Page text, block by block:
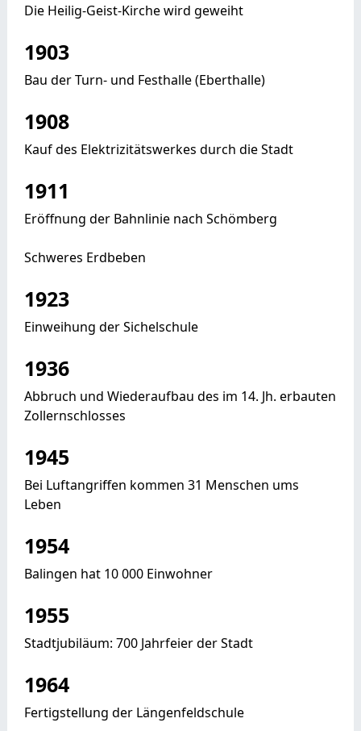
Die Heilig-Geist-Kirche wird geweiht
1903
Bau der Turn- und Festhalle (Eberthalle)
1908
Kauf des Elektrizitätswerkes durch die Stadt
1911
Eröffnung der Bahnlinie nach Schömberg
Schweres Erdbeben
1923
Einweihung der Sichelschule
1936
Abbruch und Wiederaufbau des im 14. Jh. erbauten
Zollernschlosses
1945
Bei Luftangriffen kommen 31 Menschen ums
Leben
1954
Balingen hat 10 000 Einwohner
1955
Stadtjubiläum: 700 Jahrfeier der Stadt
1964
Fertigstellung der Längenfeldschule